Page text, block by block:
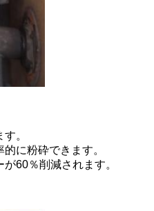
。
に粉砕できます。
60％削減されます。